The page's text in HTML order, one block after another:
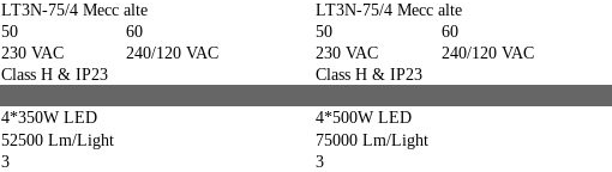
LT3N-75/4 Mecc alte
LT3N-75/4 Mecc alte
50 60 50
60
230 VAC 240/120 VAC 230 VAC
240/120 VAC
Class H & IP23
Class H & IP23
4*350W LED
4*500W LED
52500 Lm/Light
75000 Lm/Light
3
3